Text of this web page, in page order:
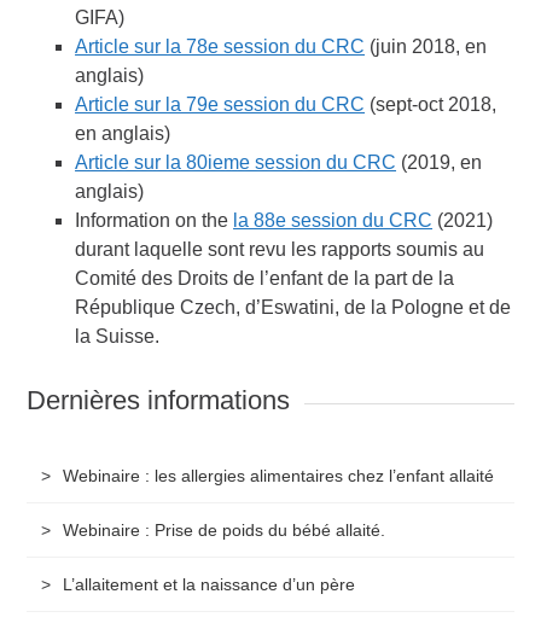
GIFA)
Article sur la 78e session du CRC (juin 2018, en
anglais)
Article sur la 79e session du CRC (sept-oct 2018,
en anglais)
Article sur la 80ieme session du CRC (2019, en
anglais)
Information on the la 88e session du CRC (2021)
durant laquelle sont revu les rapports soumis au
Comité des Droits de l’enfant de la part de la
République Czech, d’Eswatini, de la Pologne et de
la Suisse.
Dernières informations
Webinaire : les allergies alimentaires chez l’enfant allaité
Webinaire : Prise de poids du bébé allaité.
L’allaitement et la naissance d’un père